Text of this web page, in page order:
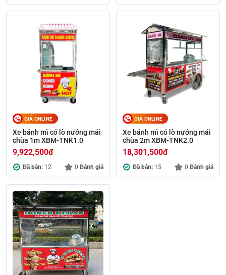
GIÁ ONLINE
Xe bánh mì có lò nướng mái
chùa 1m XBM-TNK1.0
9,922,500đ
Đã bán: 12 0 Đánh giá
GIÁ ONLINE
Xe bánh mì có lò nướng mái
chùa 2m XBM-TNK2.0
18,301,500đ
Đã bán: 15 0 Đánh giá